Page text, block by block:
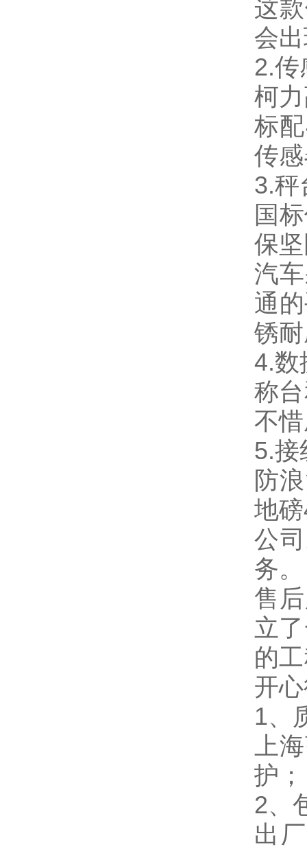
这
会
2.传
柯
标
传
3.秤
国
保
汽
通
锈
4.数
称
不
5.接
防
地
公
务。
售
立
的
开
1、
上
护；
2、
出